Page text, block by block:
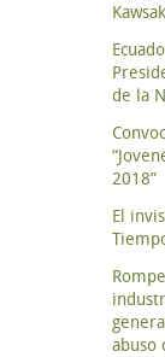
de la
2018”
El
abuso